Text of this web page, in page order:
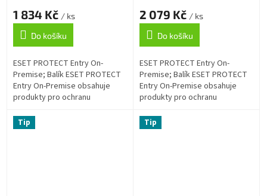
1 834 Kč / ks
Do košíku
ESET PROTECT Entry On-
Premise; Balík ESET PROTECT
Entry On-Premise obsahuje
produkty pro ochranu
firewall, kontrola webu), které
chrání firemní...
2 079 Kč / ks
Do košíku
ESET PROTECT Entry On-
Premise; Balík ESET PROTECT
Entry On-Premise obsahuje
produkty pro ochranu
firewall, kontrola webu), které
chrání firemní...
Tip Tip